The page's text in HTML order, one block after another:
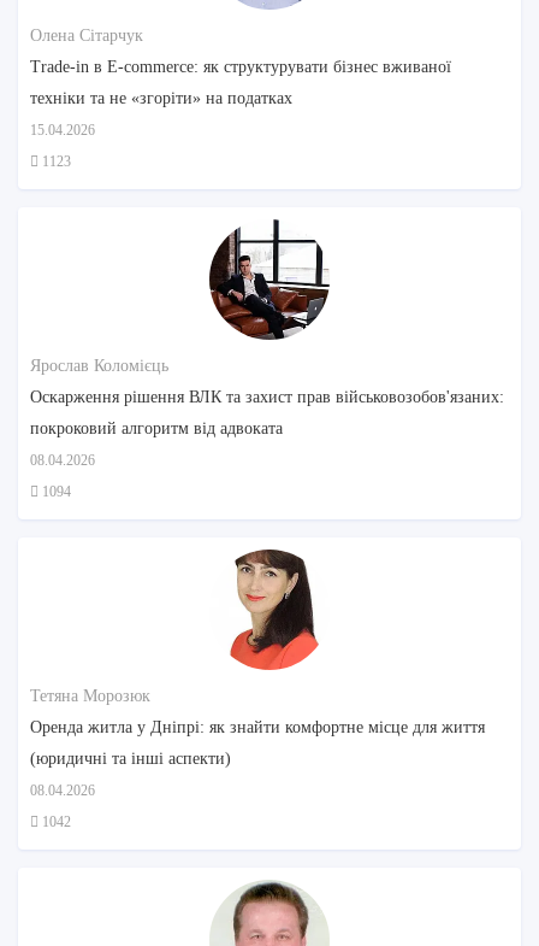
Олена Сітарчук
Trade-in в E-commerce: як структурувати бізнес вживаної
техніки та не «згоріти» на податках
15.04.2026
1123
Ярослав Коломієць
Оскарження рішення ВЛК та захист прав військовозобов'язаних:
покроковий алгоритм від адвоката
08.04.2026
1094
Тетяна Морозюк
Оренда житла у Дніпрі: як знайти комфортне місце для життя
(юридичні та інші аспекти)
08.04.2026
1042